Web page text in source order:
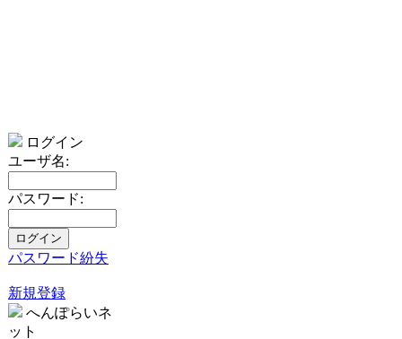
ログイン
ユーザ名:
パスワード:
パスワード紛失
新規登録
へんぽらいネ
ット